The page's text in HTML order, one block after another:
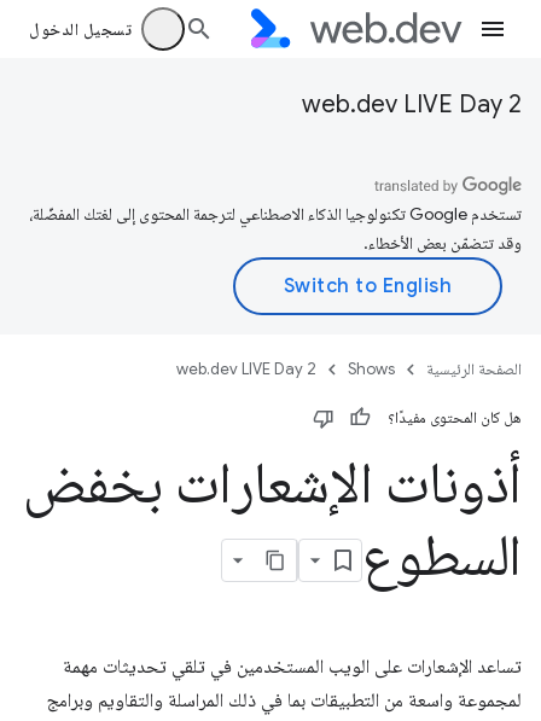
تسجيل الدخول
web.dev LIVE Day 2
تستخدم Google تكنولوجيا الذكاء الاصطناعي لترجمة المحتوى إلى لغتك المفضّلة،
وقد تتضمّن بعض الأخطاء.
الصفحة الرئيسية Shows
web.dev LIVE Day 2
هل كان المحتوى مفيدًا؟
أذونات الإشعارات بخفض
السطوع
تساعد الإشعارات على الويب المستخدمين في تلقي تحديثات مهمة
لمجموعة واسعة من التطبيقات بما في ذلك المراسلة والتقاويم وبرامج